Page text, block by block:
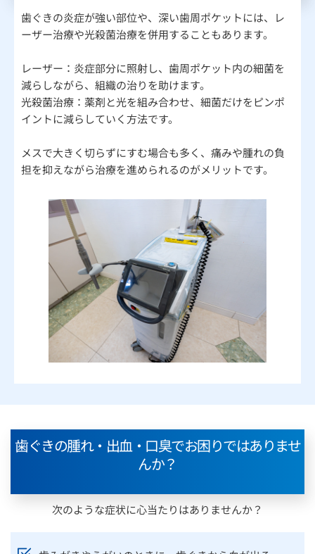
歯ぐきの炎症が強い部位や、深い歯周ポケットには、レ
ーザー治療や光殺菌治療を併用することもあります。
レーザー：炎症部分に照射し、歯周ポケット内の細菌を
減らしながら、組織の治りを助けます。
光殺菌治療：薬剤と光を組み合わせ、細菌だけをピンポ
イントに減らしていく方法です。
メスで大きく切らずにすむ場合も多く、痛みや腫れの負
担を抑えながら治療を進められるのがメリットです。
歯ぐきの腫れ・出血・口臭でお困りではありませ
んか？
次のような症状に心当たりはありませんか？